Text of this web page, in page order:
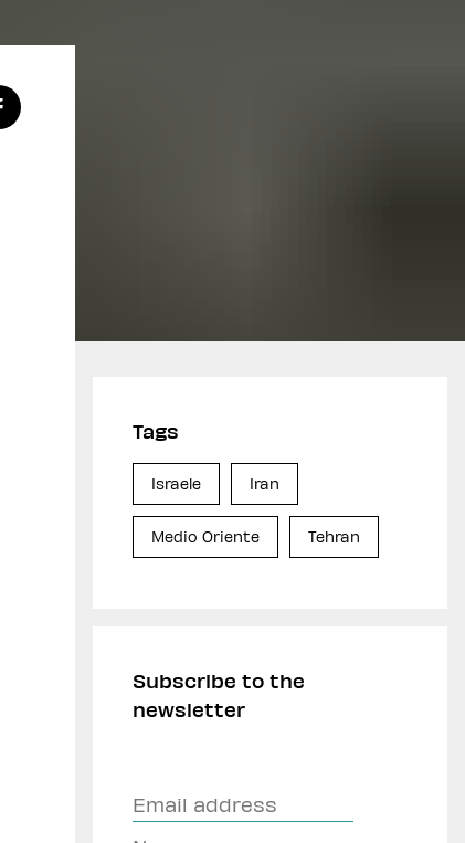
Tags
Israele Iran
Medio Oriente Tehran
Subscribe to the
newsletter